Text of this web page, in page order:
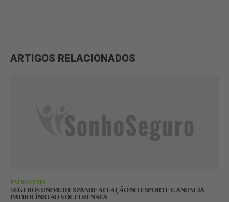
ARTIGOS RELACIONADOS
PATROCÍNIO
SEGUROS UNIMED EXPANDE ATUAÇÃO NO ESPORTE E ANUNCIA
PATROCÍNIO AO VÔLEI RENATA